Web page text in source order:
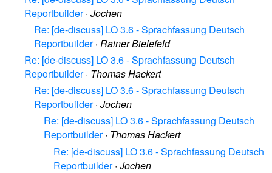
Reportbuilder· Jochen
Re: [de-discuss] LO 3.6 - Sprachfassung Deutsch
Reportbuilder· Rainer Bielefeld
Re: [de-discuss] LO 3.6 - Sprachfassung Deutsch
Reportbuilder· Thomas Hackert
Re: [de-discuss] LO 3.6 - Sprachfassung Deutsch
Reportbuilder· Jochen
Re: [de-discuss] LO 3.6 - Sprachfassung Deutsch
Reportbuilder· Thomas Hackert
Re: [de-discuss] LO 3.6 - Sprachfassung Deutsch
Reportbuilder· Jochen